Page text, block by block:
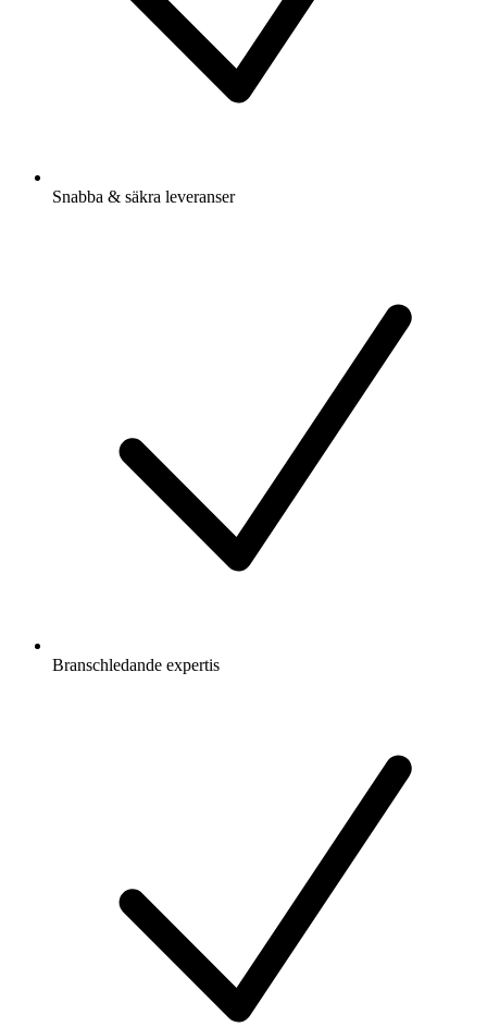
Snabba & säkra leveranser
Branschledande expertis